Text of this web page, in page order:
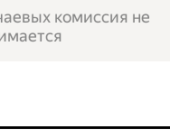
комиссия не